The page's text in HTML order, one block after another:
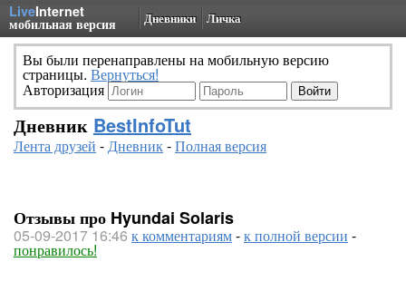
LiveInternet
мобильная версия Дневники Личка
Вы были перенаправлены на мобильную версию
страницы. Вернуться!
Авторизация
Дневник BestInfoTut
Лента друзей -Дневник-Полная версия
Отзывы про Hyundai Solaris
05-09-2017 16:46 к комментариям-к полной версии -
понравилось!